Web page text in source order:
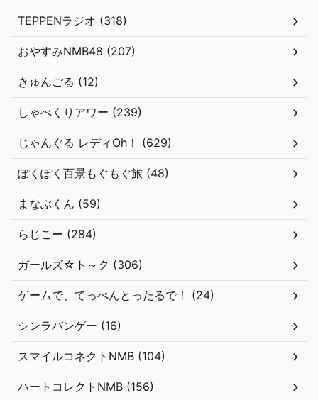
TEPPENラジオ (318)
おやすみNMB48 (207)
きゅんごる (12)
しゃべくりアワー (239)
じゃんぐる レディOh！ (629)
ぽくぽく百景もぐもぐ旅 (48)
まなぶくん (59)
らじこー (284)
ガールズ☆ト～ク (306)
ゲームで、てっぺんとったるで！ (24)
シンラバンゲー (16)
スマイルコネクトNMB (104)
ハートコレクトNMB (156)